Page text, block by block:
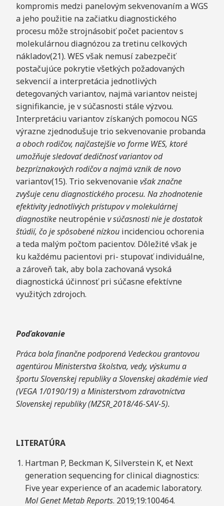
kompromis medzi panelovým sekvenovaním a WGS
a jeho použitie na začiatku diagnostického
procesu môže strojnásobiť počet pacientov s
molekulárnou diagnózou za tretinu celkových
nákladov(21). WES však nemusí zabezpečiť
postačujúce pokrytie všetkých požadovaných
sekvencií a interpretácia jednotlivých
detegovaných variantov, najmä variantov neistej
signifikancie, je v súčasnosti stále výzvou.
Interpretáciu variantov získaných pomocou NGS
výrazne zjednodušuje trio sekvenovanie probanda
a oboch rodičov, najčastejšie vo forme WES, ktoré
umožňuje sledovať dedičnosť variantov od
bezpríznakových rodičov a najmä vznik de novo
variantov(15). Trio sekvenovanievšak značne
zvyšuje cenu diagnostického procesu. Na zhodnotenie
efektivity jednotlivých prístupov v molekulárnej
diagnostike neutropéniev súčasnosti nie je dostatok
štúdií, čo jespôsobené nízkou incidenciou ochorenia
a teda malým počtom pacientov. Dôležité však je
ku každému pacientovi pri- stupovať individuálne,
a zároveň tak, aby bola zachovaná vysoká
diagnostická účinnosť pri súčasne efektívne
využitých zdrojoch.
Poďakovanie
Práca bola finančne podporená Vedeckou grantovou
agentúrou Ministerstva školstva, vedy, výskumu a
športu Slovenskejrepubliky a Slovenskej akadémie vied
(VEGA 1/0190/19) a Ministerstvom zdravotníctva
Slovenskej republiky (MZSR_2018/46-SAV-5).
LITERATÚRA
Hartman P, Beckman K, Silverstein K, et Next
generation sequencing for clinical diagnostics:
Five year experience of an academic laboratory.
Mol Genet Metab Reports. 2019;19:100464.